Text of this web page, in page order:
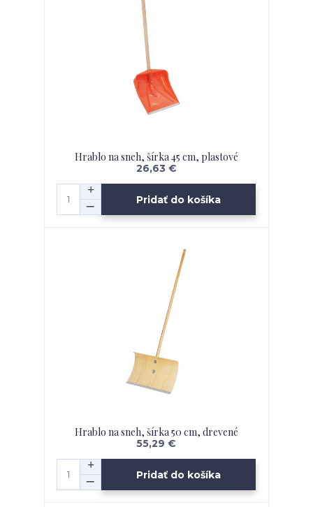
Hrablo na sneh, šírka 45 cm, plastové
26,63 €
Pridať do košíka
Hrablo na sneh, šírka 50 cm, drevené
55,29 €
Pridať do košíka